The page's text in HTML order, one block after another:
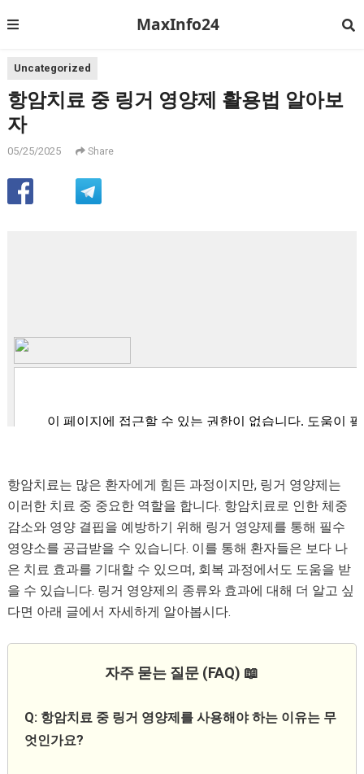
MaxInfo24
Uncategorized
항암치료 중 링거 영양제 활용법 알아보
자
05/25/2025 Share
항암치료는 많은 환자에게 힘든 과정이지만, 링거 영양제는
이러한 치료 중 중요한 역할을 합니다. 항암치료로 인한 체중
감소와 영양 결핍을 예방하기 위해 링거 영양제를 통해 필수
영양소를 공급받을 수 있습니다. 이를 통해 환자들은 보다 나
은 치료 효과를 기대할 수 있으며, 회복 과정에서도 도움을 받
을 수 있습니다. 링거 영양제의 종류와 효과에 대해 더 알고 싶
다면 아래 글에서 자세하게 알아봅시다.
자주 묻는 질문 (FAQ) 📖
Q: 항암치료 중 링거 영양제를 사용해야 하는 이유는 무
엇인가요?